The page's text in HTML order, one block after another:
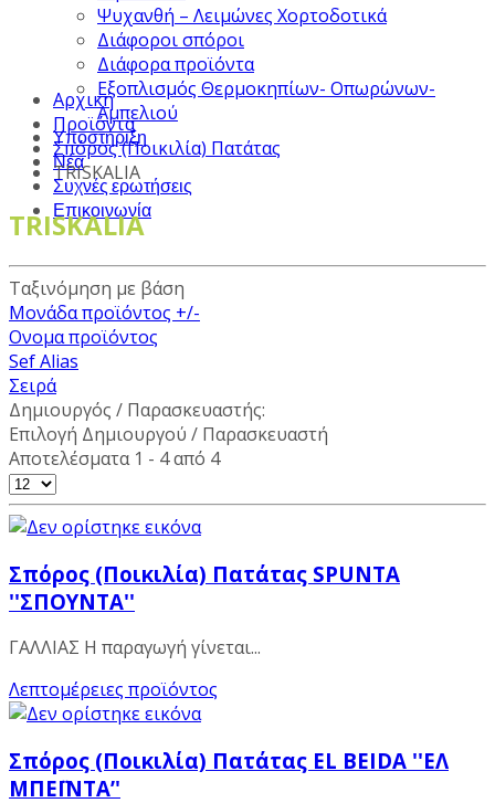
Ψυχανθή – Λειμώνες Χορτοδοτικά
Διάφοροι σπόροι
Διάφορα προϊόντα
Εξοπλισμός Θερμοκηπίων- Οπωρώνων-
Αμπελιού
Υποστήριξη
Νέα
Συχνές ερωτήσεις
Επικοινωνία
Αρχική
Προϊόντα
Σπόρος (Ποικιλία) Πατάτας
TRISKALIA
TRISKALIA
Ταξινόμηση με βάση
Μονάδα προϊόντος +/-
Ονομα προϊόντος
Sef Alias
Σειρά
Δημιουργός / Παρασκευαστής:
Επιλογή Δημιουργού / Παρασκευαστή
Αποτελέσματα 1 - 4 από 4
Σπόρος (Ποικιλία) Πατάτας SPUNTA
''ΣΠΟΥΝΤΑ''
ΓΑΛΛΙΑΣ Η παραγωγή γίνεται...
Λεπτομέρειες προϊόντος
Σπόρος (Ποικιλία) Πατάτας EL BEIDA ''ΕΛ
ΜΠΕΪΝΤΑ’'